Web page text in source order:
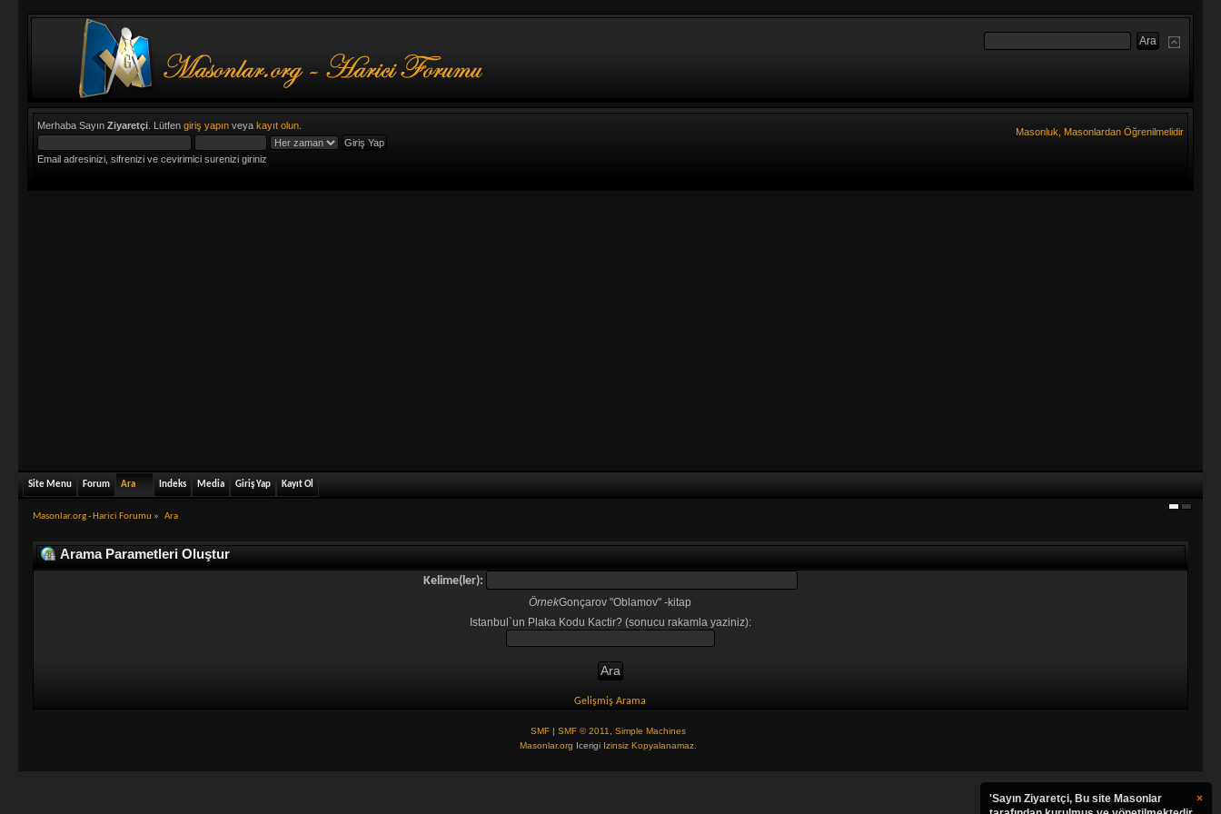
Merhaba SayınZiyaretçi . Lütfengiriş yapın veyakayıt olun
Email adresinizi, sifrenizi ve cevirimici surenizi giriniz
Masonluk, Masonlardan Öğrenilmelidir
Site Menu Forum Ara Indeks Media Giriş Yap Kayıt Ol
Masonlar.org - Harici Forumu » Ara
Arama Parametleri Oluştur
Kelime(ler):
ÖrnekGonçarov "Oblamov" -kitap
Istanbul`un Plaka Kodu Kactir? (sonucu rakamla yaziniz):
Gelişmiş Arama
SMF| SMF © 2011
Simple Machines
Masonlar.org Icerigi Izinsiz Kopyalanamaz.
×
'Sayın Ziyaretçi, Bu site Masonlar